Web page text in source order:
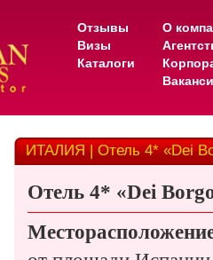
Отзывы
Визы
Каталоги
О
ИТАЛИЯ | Отель 4* «Dei
Отель 4* «Dei